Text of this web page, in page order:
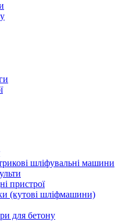
шліфувальні машини
пристрої
(кутові шліфмашини)
для бетону